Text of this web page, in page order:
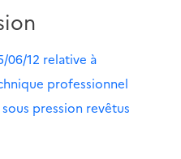
06/12 relative à
professionnel
pression revêtus